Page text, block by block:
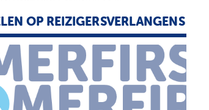
OP REIZIGERSVERLANGENS